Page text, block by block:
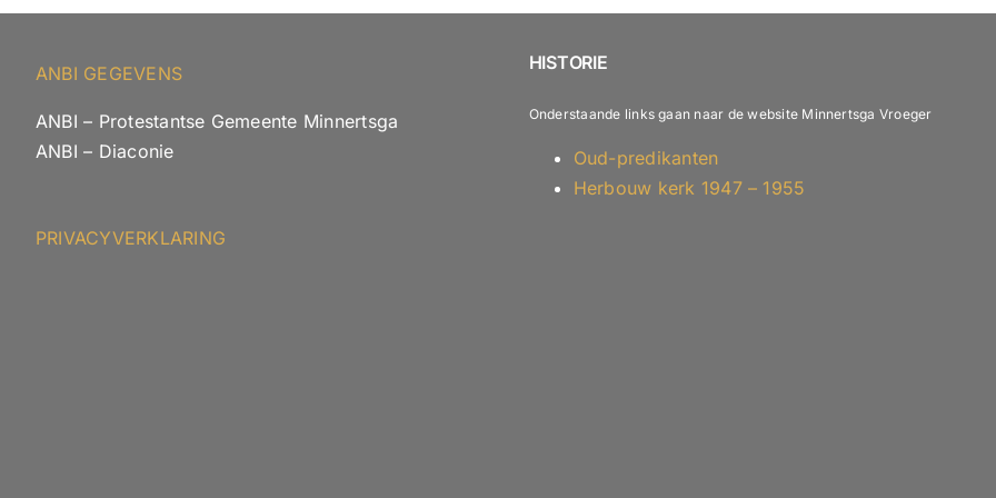
ANBI GEGEVENS
ANBI – Protestantse Gemeente Minnertsga
ANBI – Diaconie
PRIVACYVERKLARING
HISTORIE
Onderstaande links gaan naar de website Minnertsga Vroeger
Oud-predikanten
Herbouw kerk 1947 – 1955